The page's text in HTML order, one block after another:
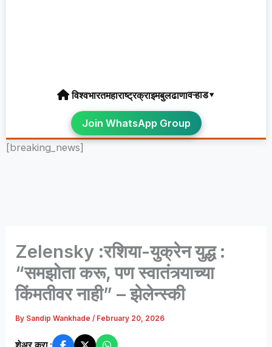
विश्वभारतमहाराष्ट्रक्राइमबुलढाणावऱ्हाड▾
Join WhatsApp Group
[breaking_news]
Zelensky :रशिया-युक्रेन युद्ध :
“समझोता करू, पण स्वातंत्र्याच्या
किंमतीवर नाही” – झेलेन्स्की
By Sandip Wankhade/ February 20, 2026
शेअर करा :